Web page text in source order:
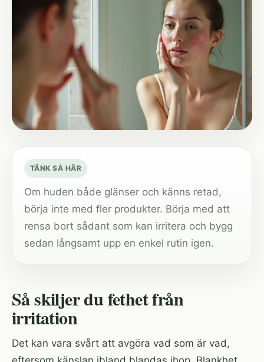
TÄNK SÅ HÄR
Om huden både glänser och känns retad,
börja inte med fler produkter. Börja med att
rensa bort sådant som kan irritera och bygg
sedan långsamt upp en enkel rutin igen.
Så skiljer du fethet från
irritation
Det kan vara svårt att avgöra vad som är vad,